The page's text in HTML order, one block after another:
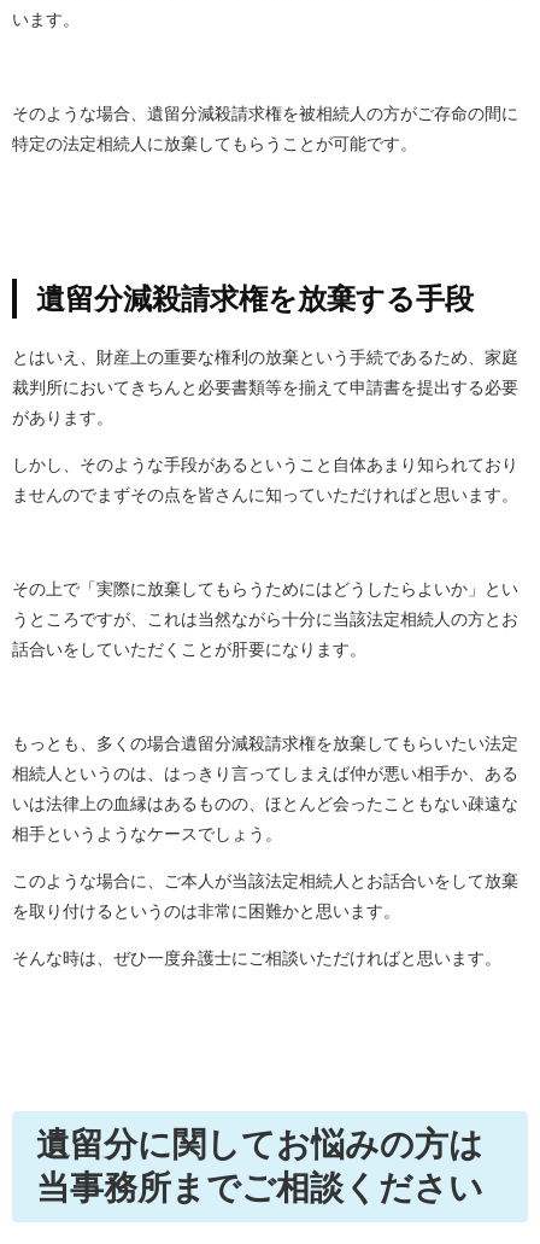
います。
そのような場合、遺留分減殺請求権を被相続人の方がご存命の間に
特定の法定相続人に放棄してもらうことが可能です。
遺留分減殺請求権を放棄する手段
とはいえ、財産上の重要な権利の放棄という手続であるため、家庭
裁判所においてきちんと必要書類等を揃えて申請書を提出する必要
があります。
しかし、そのような手段があるということ自体あまり知られており
ませんのでまずその点を皆さんに知っていただければと思います。
その上で「実際に放棄してもらうためにはどうしたらよいか」とい
うところですが、これは当然ながら十分に当該法定相続人の方とお
話合いをしていただくことが肝要になります。
もっとも、多くの場合遺留分減殺請求権を放棄してもらいたい法定
相続人というのは、はっきり言ってしまえば仲が悪い相手か、ある
いは法律上の血縁はあるものの、ほとんど会ったこともない疎遠な
相手というようなケースでしょう。
このような場合に、ご本人が当該法定相続人とお話合いをして放棄
を取り付けるというのは非常に困難かと思います。
そんな時は、ぜひ一度弁護士にご相談いただければと思います。
遺留分に関してお悩みの方は
当事務所までご相談ください